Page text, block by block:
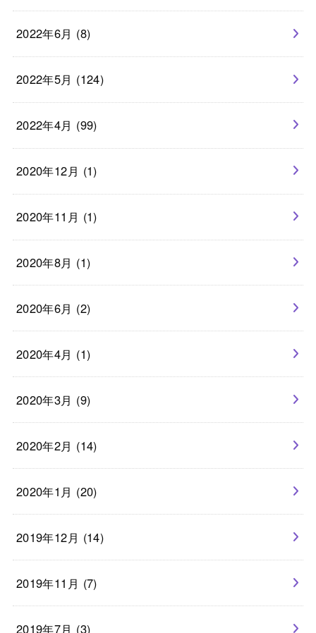
2022年6月 (8)
2022年5月 (124)
2022年4月 (99)
2020年12月 (1)
2020年11月 (1)
2020年8月 (1)
2020年6月 (2)
2020年4月 (1)
2020年3月 (9)
2020年2月 (14)
2020年1月 (20)
2019年12月 (14)
2019年11月 (7)
2019年7月 (3)